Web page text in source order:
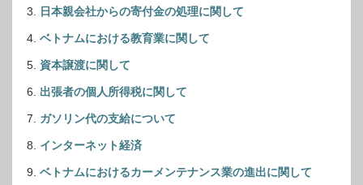
日本親会社からの寄付金の処理に関して
ベトナムにおける教育業に関して
資本譲渡に関して
出張者の個人所得税に関して
ガソリン代の支給について
インターネット経済
ベトナムにおけるカーメンテナンス業の進出に関して